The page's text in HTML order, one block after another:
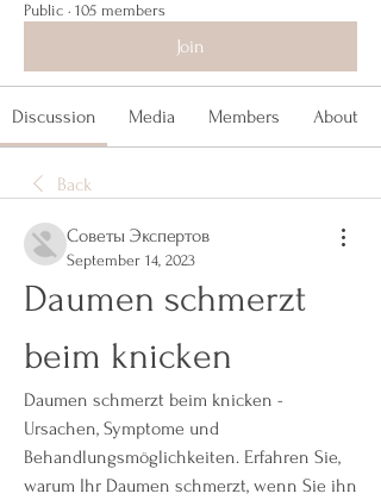
Public · 105 members
Join
Discussion Media Members About
Back
Советы Экспертов
September 14, 2023
Daumen schmerzt
beim knicken
Daumen schmerzt beim knicken -
Ursachen, Symptome und
Behandlungsmöglichkeiten. Erfahren Sie,
warum Ihr Daumen schmerzt, wenn Sie ihn